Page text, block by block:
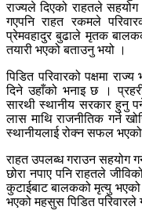
राज्यले दिएको राहतले
गएपनि राहत रकमले
प्रेमवहादुर बुढाले मृतक
तयारी भएको बताउनु भयो ।
पिडित परिवारको पक्षमा
दिने उहाँको भनाइ छ ।
सारथी स्थानीय सरकार हुनु
लास माथि राजनीतिक गर्न
स्थानीयलाई रोक्न सफल
राहत उपलब्ध गराउन सहयोग
छोरा नपाए पनि राहतले
कुटाईबाट बालकको मृत्यु
भएको महसुस पिडित परिवारले